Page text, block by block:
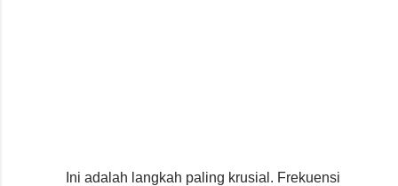
Ini adalah langkah paling krusial. Frekuensi